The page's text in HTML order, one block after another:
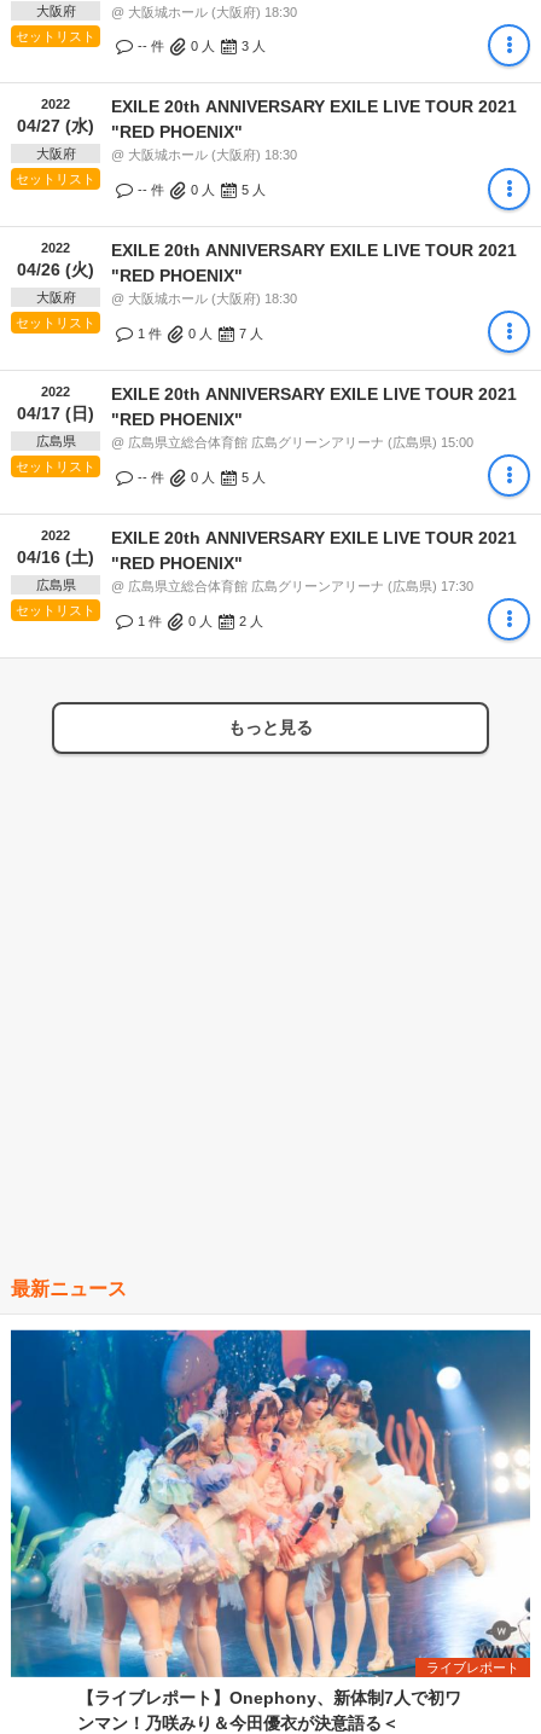
大阪府
セットリスト
@ 大阪城ホール (大阪府) 18:30
-- 件 0 人 3 人
2022
04/27 (水)
大阪府
セットリスト
EXILE 20th ANNIVERSARY EXILE LIVE TOUR 2021
"RED PHOENIX"
@ 大阪城ホール (大阪府) 18:30
-- 件 0 人 5 人
2022
04/26 (火)
大阪府
セットリスト
EXILE 20th ANNIVERSARY EXILE LIVE TOUR 2021
"RED PHOENIX"
@ 大阪城ホール (大阪府) 18:30
1 件 0 人 7 人
2022
04/17 (日)
広島県
セットリスト
EXILE 20th ANNIVERSARY EXILE LIVE TOUR 2021
"RED PHOENIX"
@ 広島県立総合体育館 広島グリーンアリーナ (広島県) 15:00
-- 件 0 人 5 人
2022
04/16 (土)
広島県
セットリスト
EXILE 20th ANNIVERSARY EXILE LIVE TOUR 2021
"RED PHOENIX"
@ 広島県立総合体育館 広島グリーンアリーナ (広島県) 17:30
1 件 0 人 2 人
もっと見る
最新ニュース
ライブレポート
【ライブレポート】Onephony、新体制7人で初ワ
ンマン！乃咲みり＆今田優衣が決意語る＜